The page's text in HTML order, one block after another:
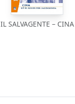
IL SALVAGENTE – CINA